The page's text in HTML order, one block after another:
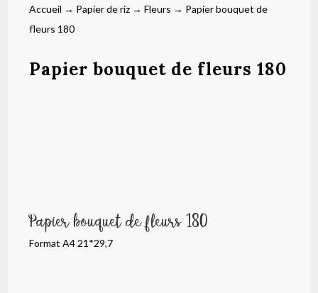
Accueil → Papier de riz →Fleurs → Papier bouquet de
fleurs 180
Papier bouquet de fleurs 180
Papier bouquet de fleurs 180
Format A4 21*29,7